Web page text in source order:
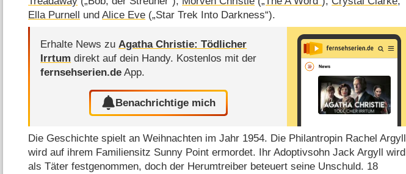
Ella Purnell undAlice Eve („Star Trek Into Darkness“).
Erhalte News zuAgatha Christie: Tödlicher
Irrtum direkt auf dein Handy. Kostenlos mit der
fernsehserien.de App.
Benachrichtige mich
Die Geschichte spielt an Weihnachten im Jahr 1954. Die Philantropin Rachel Argyll
wird auf ihrem Familiensitz Sunny Point ermordet. Ihr Adoptivsohn Jack Argyll wird
als Täter festgenommen, doch der Herumtreiber beteuert seine Unschuld. 18